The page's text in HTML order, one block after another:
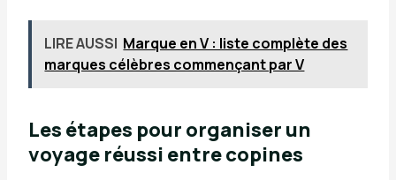
LIRE AUSSI Marque en V : liste complète des
marques célèbres commençant par V
Les étapes pour organiser un
voyage réussi entre copines